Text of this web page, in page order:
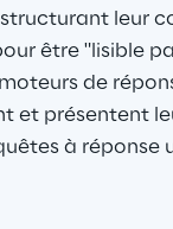
structurant leur
être "lisible
de
et présentent
à réponse